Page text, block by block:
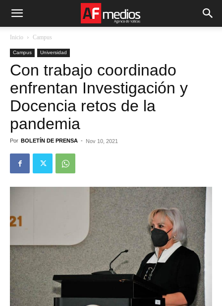
Inicio Campus
Campus Universidad
Con trabajo coordinado
enfrentan Investigación y
Docencia retos de la
pandemia
Por BOLETÍN DE PRENSA - Nov 10, 2021